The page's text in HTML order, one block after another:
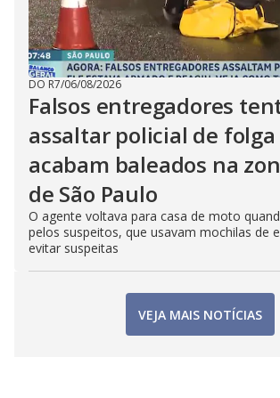
DO R7/06/08/2026
Falsos entregadores
assaltar policial de folga
acabam baleados na
de São Paulo
O agente voltava para casa de moto
pelos suspeitos, que usavam mochilas de
evitar suspeitas
VEJA MAIS NOTÍCIAS